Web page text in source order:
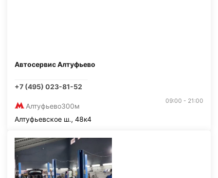
Автосервис Алтуфьево
+7 (495) 023-81-52
Алтуфьево300м
09:00 - 21:00
Алтуфьевское ш., 48к4